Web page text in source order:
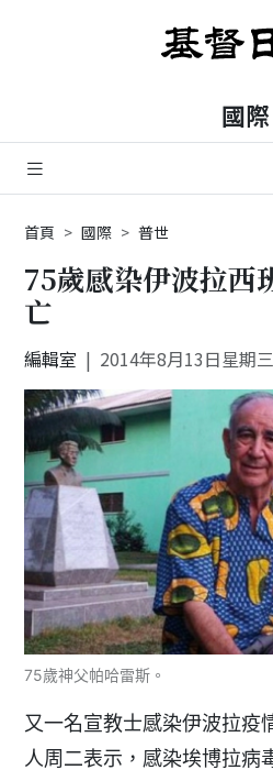
國際
首頁 國際 普世
75歲感染伊波拉西
亡
編輯室 2014年8月13日星期
75歲神父帕哈雷斯。
又一名宣教士感染伊波拉疫
人周二表示，感染埃博拉病